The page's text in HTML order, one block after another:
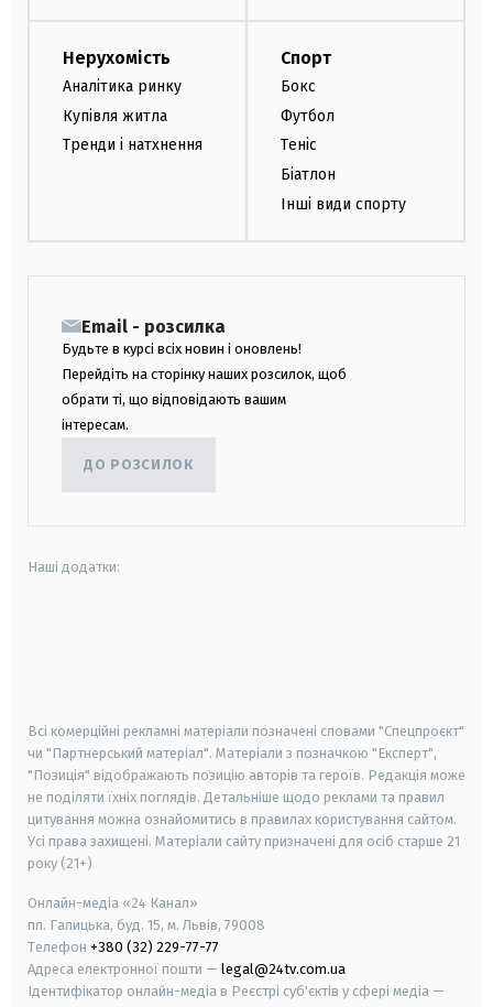
Нерухомість
Аналітика ринку
Купівля житла
Тренди і натхнення
Спорт
Бокс
Футбол
Теніс
Біатлон
Інші види спорту
Email - розсилка
Будьте в курсі всіх новин і оновлень!
Перейдіть на сторінку наших розсилок, щоб
обрати ті, що відповідають вашим
інтересам.
ДО РОЗСИЛОК
Наші додатки:
Всі комерційні рекламні матеріали позначені словами "Спецпроєкт"
чи "Партнерський матеріал". Матеріали з позначкою "Експерт",
"Позиція" відображають позицію авторів та героїв. Редакція може
не поділяти їхніх поглядів. Детальніше щодо реклами та правил
цитування можна ознайомитись в правилах користування сайтом.
Усі права захищені. Матеріали сайту призначені для осіб старше 21
року (21+)
Онлайн-медіа «24 Канал»
пл. Галицька, буд. 15, м. Львів, 79008
Телефон +380 (32) 229-77-77
Адреса електронної пошти — legal@24tv.com.ua
Ідентифікатор онлайн-медіа в Реєстрі суб'єктів у сфері медіа —